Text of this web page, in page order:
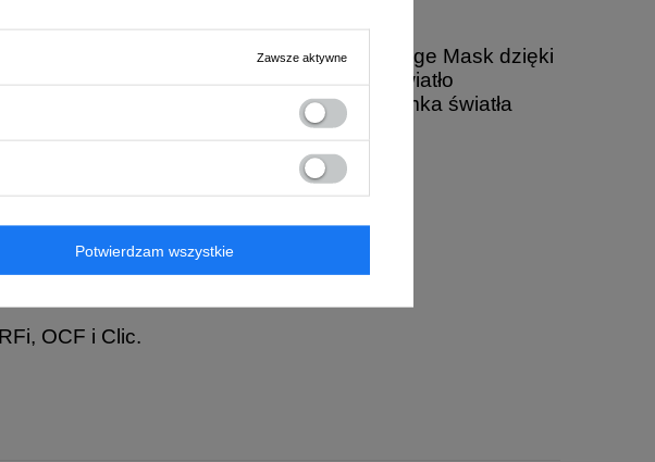
na rzepy dedykowanej maski. Edge Mask dzięki
się wokół obiektu, a także intrygujące światło
obiektem możesz obserwować jak ramka światła
OCF i Clic.
Zawsze aktywne
Potwierdzam wszystkie